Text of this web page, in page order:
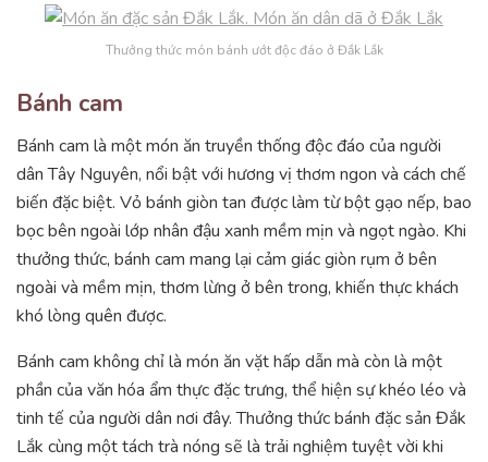
Thưởng thức món bánh ướt độc đáo ở Đắk Lắk
Bánh cam
Bánh cam là một món ăn truyền thống độc đáo của người
dân Tây Nguyên, nổi bật với hương vị thơm ngon và cách chế
biến đặc biệt. Vỏ bánh giòn tan được làm từ bột gạo nếp, bao
bọc bên ngoài lớp nhân đậu xanh mềm mịn và ngọt ngào. Khi
thưởng thức, bánh cam mang lại cảm giác giòn rụm ở bên
ngoài và mềm mịn, thơm lừng ở bên trong, khiến thực khách
khó lòng quên được.
Bánh cam không chỉ là món ăn vặt hấp dẫn mà còn là một
phần của văn hóa ẩm thực đặc trưng, thể hiện sự khéo léo và
tinh tế của người dân nơi đây. Thưởng thức bánh đặc sản Đắk
Lắk cùng một tách trà nóng sẽ là trải nghiệm tuyệt vời khi